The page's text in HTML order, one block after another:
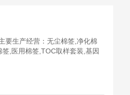
要生产经营：无尘棉签,净化棉
,医用棉签,TOC取样套装,基因